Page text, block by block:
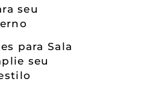
seu
para Sala
seu